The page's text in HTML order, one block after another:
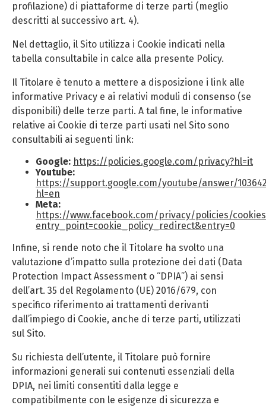
profilazione) di piattaforme di terze parti (meglio
descritti al successivo art. 4).
Nel dettaglio, il Sito utilizza i Cookie indicati nella
tabella consultabile in calce alla presente Policy.
Il Titolare è tenuto a mettere a disposizione i link alle
informative Privacy e ai relativi moduli di consenso (se
disponibili) delle terze parti. A tal fine, le informative
relative ai Cookie di terze parti usati nel Sito sono
consultabili ai seguenti link:
Google: https://policies.google.com/privacy?hl=it
Youtube:
https://support.google.com/youtube/answer/
hl=en
Meta:
https://www.facebook.com/privacy/policies/
entry_point=cookie_policy_redirect&entry=0
Infine, si rende noto che il Titolare ha svolto una
valutazione d’impatto sulla protezione dei dati (Data
Protection Impact Assessment o “DPIA”) ai sensi
dell’art. 35 del Regolamento (UE) 2016/679, con
specifico riferimento ai trattamenti derivanti
dall’impiego di Cookie, anche di terze parti, utilizzati
sul Sito.
Su richiesta dell’utente, il Titolare può fornire
informazioni generali sui contenuti essenziali della
DPIA, nei limiti consentiti dalla legge e
compatibilmente con le esigenze di sicurezza e